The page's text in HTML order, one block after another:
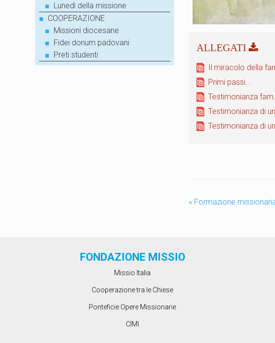
Il miracolo della
Primi passi...
Testimonianza
Testimonianza di
Testimonianza di
« Formazione
■ Lunedì della missione
■ COOPERAZIONE
■ Missioni diocesane
■ Fidei donum padovani
■ Preti studenti
FONDAZIONE MISSIO
Missio Italia
Cooperazione tra le Chiese
Ponteficie Opere Missionarie
CIMI